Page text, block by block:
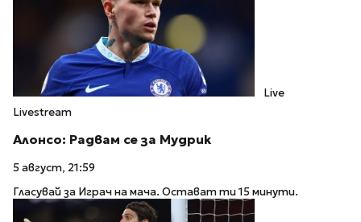
Live
Livestream
Алонсо: Радвам се за Мудрик
5 август, 21:59
Гласувай за Играч на мача. Остават ти 15 минути.